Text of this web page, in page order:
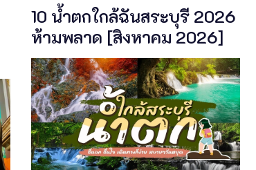
10 น้ำตกใกล้ฉันสระบุรี 2026
ห้ามพลาด [สิงหาคม 2026]